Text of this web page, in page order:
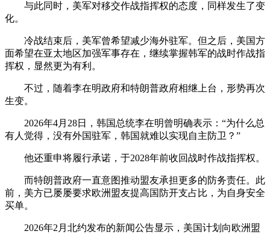
与此同时，美军对移交作战指挥权的态度，同样发生了变
化。
冷战结束后，美军曾希望减少海外驻军。但之后，美国方
面希望在亚太地区加强军事存在，继续掌握韩军的战时作战指
挥权，显然更为有利。
不过，随着李在明政府和特朗普政府相继上台，形势再次
生变。
2026年4月28日，韩国总统李在明曾明确表示：“为什么总
有人觉得，没有外国驻军，韩国就难以实现自主防卫？”
他还重申将履行承诺，于2028年前收回战时作战指挥权。
而特朗普政府一直意图推动盟友承担更多的防务责任。此
前，美方已屡屡要求欧洲盟友提高国防开支占比，为自身安全
买单。
2026年2月北约发布的新闻公告显示，美国计划向欧洲盟